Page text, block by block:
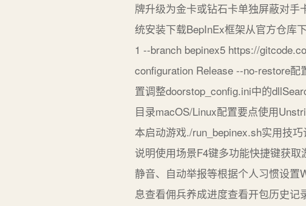
牌升级为金卡或钻石卡单独屏蔽对
统安装下载BepInEx框架从官方仓库
1 --branch bepinex5 https://
configuration Release --no-restore
置调整doorstop_config.ini中的
目录macOS/Linux配置要点使用
本启动游戏./run_bepinex.sh实用技
说明使用场景F4键多功能快捷键获
静音、自动举报等根据个人习惯设置
息查看佣兵养成进度查看开包历史